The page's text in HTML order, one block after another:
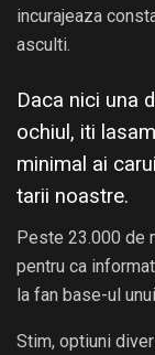
incurajeaza
asculti.
Daca nici una
ochiul, iti
minimal ai
tarii noastre.
Peste 23.000 de
pentru ca
la fan base-ul
Stim, optiuni